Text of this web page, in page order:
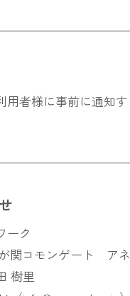
者様に事前に通知
ーク
関コモンゲート ア
樹里